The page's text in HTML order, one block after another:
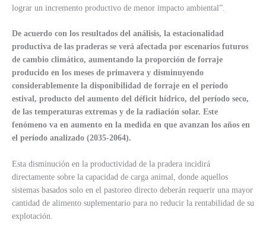
lograr un incremento productivo de menor impacto ambiental”.
De acuerdo con los resultados del análisis, la estacionalidad
productiva de las praderas se verá afectada por escenarios futuros
de cambio climático, aumentando la proporción de forraje
producido en los meses de primavera y disminuyendo
considerablemente la disponibilidad de forraje en el período
estival, producto del aumento del déficit hídrico, del período seco,
de las temperaturas extremas y de la radiación solar. Este
fenómeno va en aumento en la medida en que avanzan los años en
el período analizado (2035-2064).
Esta disminución en la productividad de la pradera incidirá
directamente sobre la capacidad de carga animal, donde aquellos
sistemas basados solo en el pastoreo directo deberán requerir una mayor
cantidad de alimento suplementario para no reducir la rentabilidad de su
explotación.